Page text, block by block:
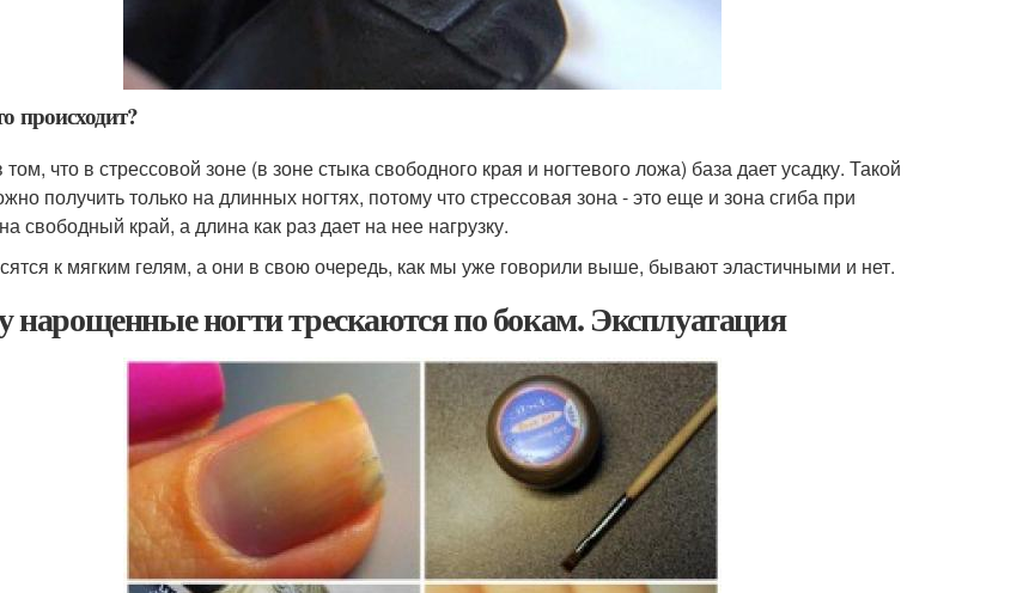
происходит?
что в стрессовой зоне (в зоне стыка свободного края и ногтевого ложа) база дает усадку. Такой
получить только на длинных ногтях, потому что стрессовая зона - это еще и зона сгиба при
свободный край, а длина как раз дает на нее нагрузку.
к мягким гелям, а они в свою очередь, как мы уже говорили выше, бывают эластичными и нет.
нарощенные ногти трескаются по бокам. Эксплуатация